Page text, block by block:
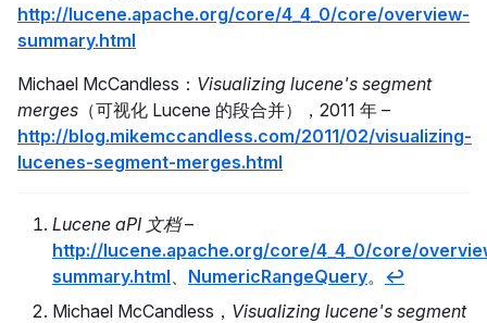
http://lucene.apache.org/core/4_4_0/core/overview-
summary.html
Michael McCandless： Visualizing lucene's segment
merges （可视化 Lucene 的段合并），2011 年 –
http://blog.mikemccandless.com/2011/02/visualizing-
lucenes-segment-merges.html
Lucene aPI 文档–
http://lucene.apache.org/core/4_4_0/core/
summary.html
NumericRangeQuery。 ↩
Michael McCandless， Visualizing lucene's segment